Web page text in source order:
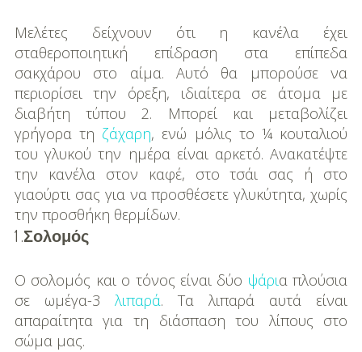
Μελέτες δείχνουν ότι η κανέλα έχει
σταθεροποιητική επίδραση στα επίπεδα
σακχάρου στο αίμα. Αυτό θα μπορούσε να
περιορίσει την όρεξη, ιδιαίτερα σε άτομα με
διαβήτη τύπου 2. Μπορεί και μεταβολίζει
γρήγορα τη ζάχαρη, ενώ μόλις το ¼ κουταλιού
του γλυκού την ημέρα είναι αρκετό. Ανακατέψτε
την κανέλα στον καφέ, στο τσάι σας ή στο
γιαούρτι σας για να προσθέσετε γλυκύτητα, χωρίς
την προσθήκη θερμίδων.
1 .Σολομός
O σολομός και ο τόνος είναι δύο ψάρια πλούσια
σε ωμέγα-3 λιπαρά. Τα λιπαρά αυτά είναι
απαραίτητα για τη διάσπαση του λίπους στο
σώμα μας.